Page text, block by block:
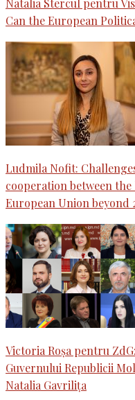
Natalia Stercul pentru
Can the European
Ludmila Nofit:
cooperation between
European Union beyond
Victoria Roșa pentru
Guvernului Republicii
Natalia Gavrilița